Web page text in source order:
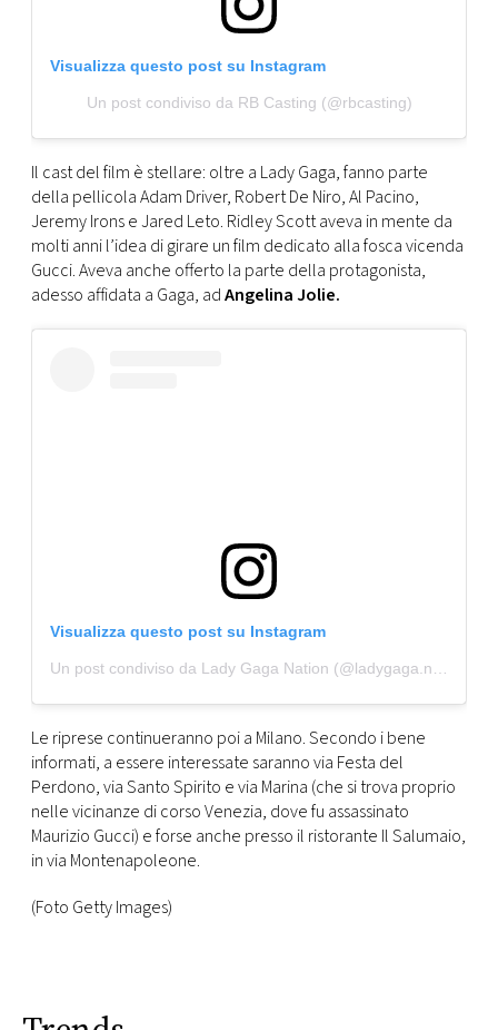
Visualizza questo post su Instagram
Un post condiviso da RB Casting (@rbcasting)
Il cast del film è stellare: oltre a Lady Gaga, fanno parte
della pellicola Adam Driver, Robert De Niro, Al Pacino,
Jeremy Irons e Jared Leto. Ridley Scott aveva in mente da
molti anni l’idea di girare un film dedicato alla fosca vicenda
Gucci. Aveva anche offerto la parte della protagonista,
adesso affidata a Gaga, adAngelina Jolie.
Visualizza questo post su Instagram
Un post condiviso da Lady Gaga Nation (@ladygaga.nation)
Le riprese continueranno poi a Milano. Secondo i bene
informati, a essere interessate saranno via Festa del
Perdono, via Santo Spirito e via Marina (che si trova proprio
nelle vicinanze di corso Venezia, dove fu assassinato
Maurizio Gucci) e forse anche presso il ristorante Il Salumaio,
in via Montenapoleone.
(Foto Getty Images)